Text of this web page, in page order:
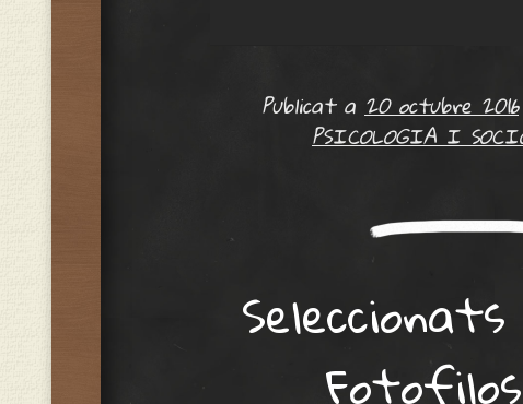
Publicat a 20 octubre 2016
PSICOLOGIA I